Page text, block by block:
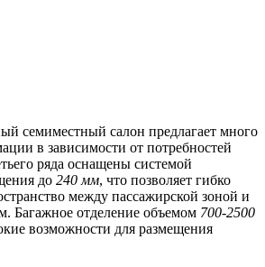
семиместный салон предлагает много
в зависимости от потребностей
ряда оснащены системой
до 240 мм, что позволяет гибко
между пассажирской зоной и
Багажное отделение объемом 700-2500
возможности для размещения